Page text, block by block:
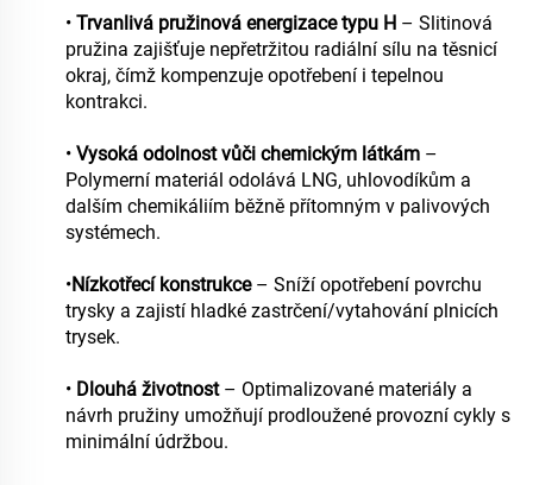
• Trvanlivá pružinová energizace typu H – Slitinová
pružina zajišťuje nepřetržitou radiální sílu na těsnicí
okraj, čímž kompenzuje opotřebení i tepelnou
kontrakci.
• Vysoká odolnost vůči chemickým látkám –
Polymerní materiál odolává LNG, uhlovodíkům a
dalším chemikáliím běžně přítomným v palivových
systémech.
•Nízkotřecí konstrukce – Sníží opotřebení povrchu
trysky a zajistí hladké zastrčení/vytahování plnicích
trysek.
• Dlouhá životnost – Optimalizované materiály a
návrh pružiny umožňují prodloužené provozní cykly s
minimální údržbou.